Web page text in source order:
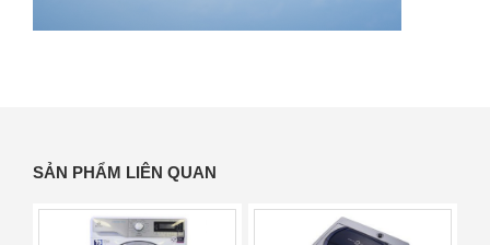
SẢN PHẨM LIÊN QUAN